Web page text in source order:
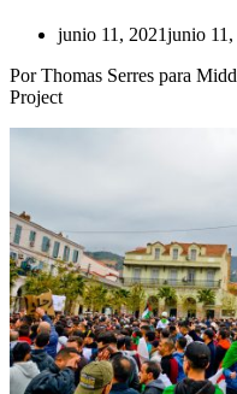
junio 11, 2021junio 11,
Por Thomas Serres para
Project